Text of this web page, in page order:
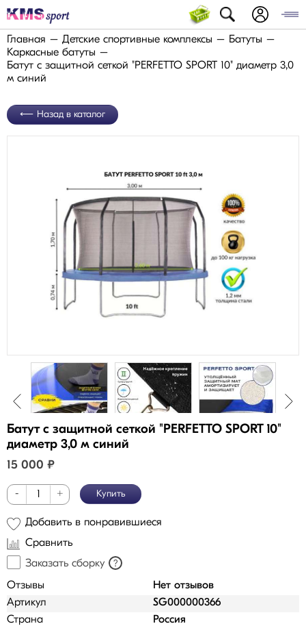
Главная Детские спортивные комплексы
Батуты
Каркасные батуты
Батут с защитной сеткой "PERFETTO SPORT 10" диаметр 3,0
м синий
Назад в каталог
Батут с защитной сеткой "PERFETTO SPORT 10"
диаметр 3,0 м синий
15 000 ₽
- + Купить
Добавить в понравившиеся
Сравнить
Заказать сборку
?
Отзывы
Нет отзывов
Артикул
SG000000366
Страна
Россия